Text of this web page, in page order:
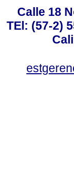
Calle 18
TEl: (57-2)